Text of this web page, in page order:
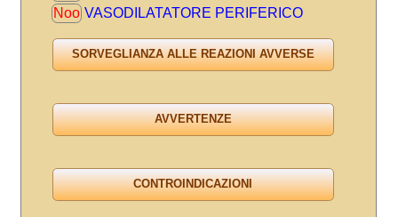
Noo VASODILATATORE PERIFERICO